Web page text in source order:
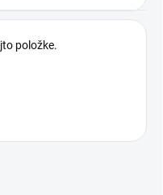
položke.